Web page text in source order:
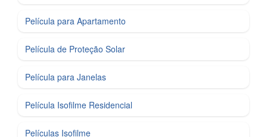
Película para Apartamento
Película de Proteção Solar
Película para Janelas
Película Isofilme Residencial
Películas Isofilme